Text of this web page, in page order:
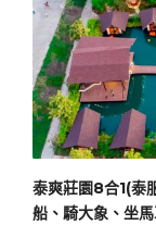
泰爽莊園8合1(泰
船、騎大象、坐